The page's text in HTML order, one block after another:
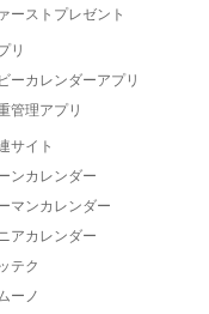
ーストプレゼント
リ
ーカレンダーアプリ
管理アプリ
サイト
ンカレンダー
マンカレンダー
アカレンダー
テク
ーノ